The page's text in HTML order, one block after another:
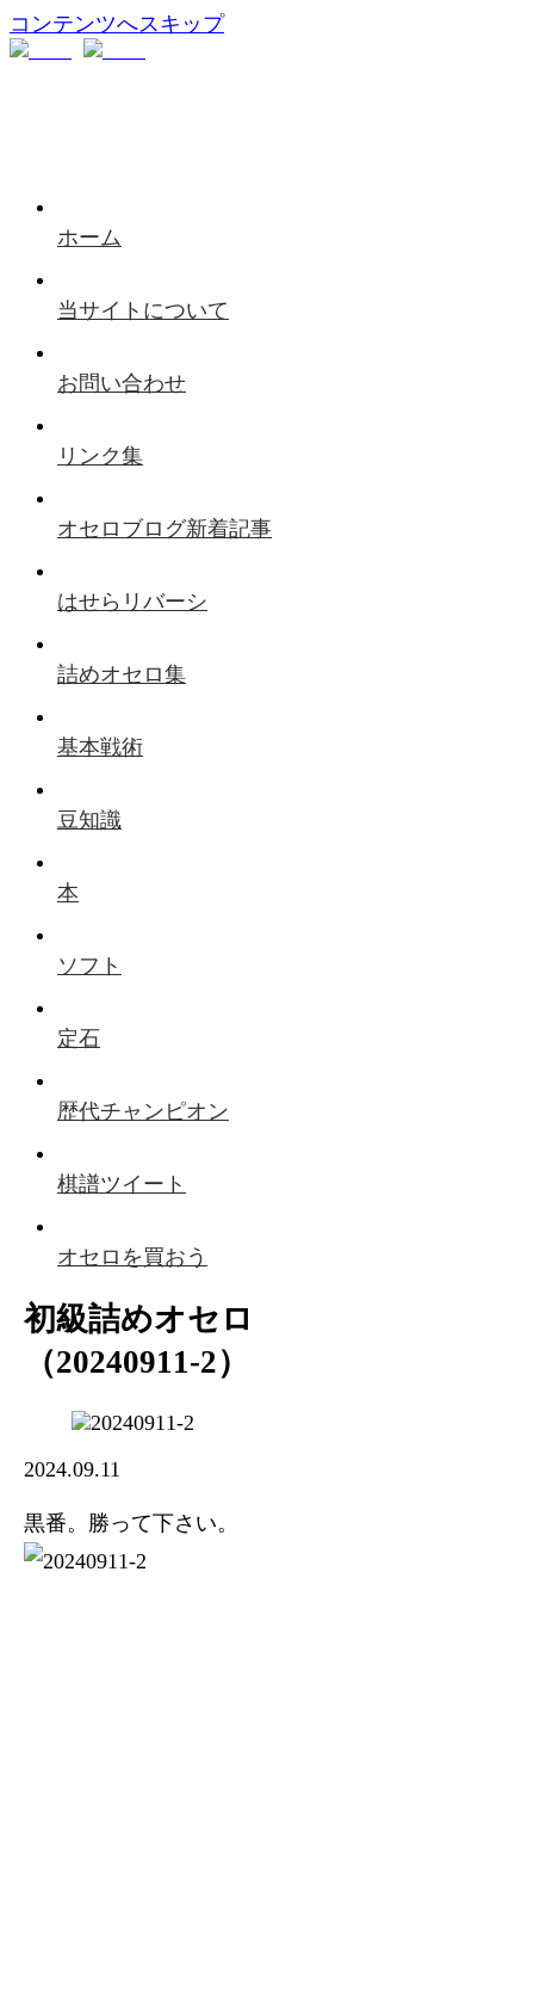
コンテンツへスキップ
ホーム
当サイトについて
お問い合わせ
リンク集
オセロブログ新着記事
はせらリバーシ
詰めオセロ集
基本戦術
豆知識
本
ソフト
定石
歴代チャンピオン
棋譜ツイート
オセロを買おう
初級詰めオセロ
（20240911-2）
2024.09.11
黒番。勝って下さい。